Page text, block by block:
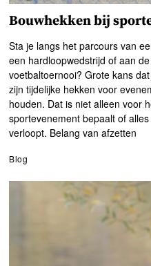
Bouwhekken bij
Sta je langs het parcours van
een hardloopwedstrijd of aan
voetbaltoernooi? Grote kans
zijn tijdelijke hekken voor
houden. Dat is niet alleen voor
sportevenement bepaalt of
verloopt. Belang van afzetten
Blog